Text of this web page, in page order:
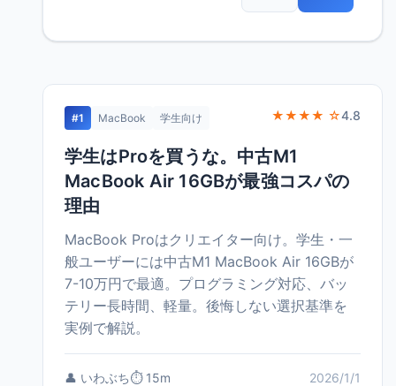
#1 MacBook 学生向け ★★★★ ☆4.8
学生はProを買うな。中古M1
MacBook Air 16GBが最強コスパの
理由
MacBook Proはクリエイター向け。学生・一
般ユーザーには中古M1 MacBook Air 16GBが
7-10万円で最適。プログラミング対応、バッ
テリー長時間、軽量。後悔しない選択基準を
実例で解説。
👤 いわぶち⏱️ 15m 2026/1/1